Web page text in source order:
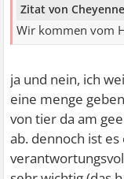
Zitat von
Wir kommen vom
ja und nein, ich
eine menge
von tier da am
ab. dennoch ist